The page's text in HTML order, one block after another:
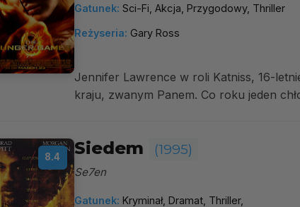
Gatunek: Sci-Fi, Akcja, Przygodowy, Thriller
Reżyseria: Gary Ross
Jennifer Lawrence w roli Katniss, 16-
kraju, zwanym Panem. Co roku jeden
8.4 Siedem (1995)
Se7en
Gatunek: Kryminał, Dramat, Thriller,